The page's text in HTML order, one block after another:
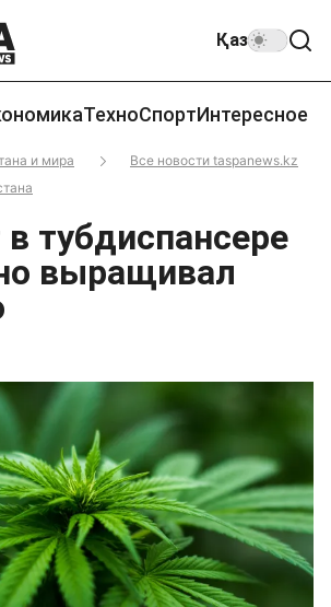
Қаз
ТехноСпортИнтересное
и мира
Все новости taspanews.kz
тубдиспансере
выращивал